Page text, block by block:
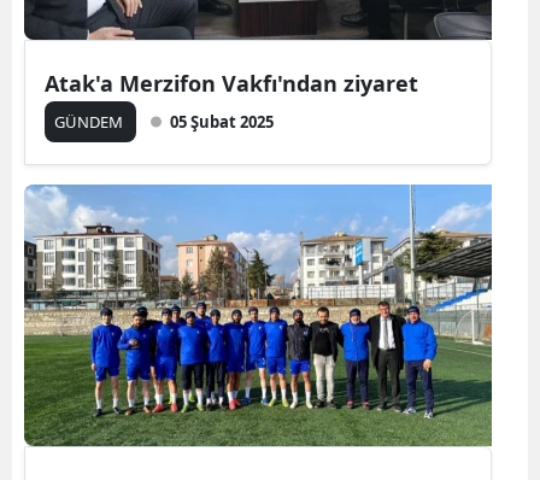
Atak'a Merzifon Vakfı'ndan ziyaret
GÜNDEM 05 Şubat 2025